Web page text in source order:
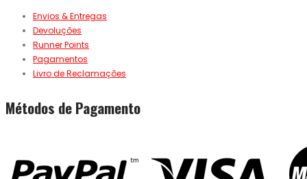
Envios & Entregas
Devoluções
Runner Points
Pagamentos
Livro de Reclamações
Métodos de Pagamento